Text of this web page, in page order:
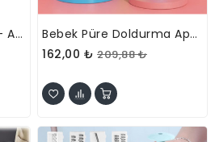
ITag GPS Takip Cihazı - Apple Bul (Find My) Uyumlu
Bebek Püre Doldurma Aparatı Seti - 10 Yedek Püre Paketli
162,00 ₺ 209,88 ₺